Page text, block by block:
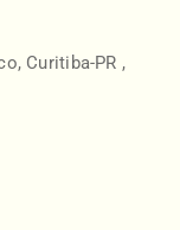
Curitiba-PR ,